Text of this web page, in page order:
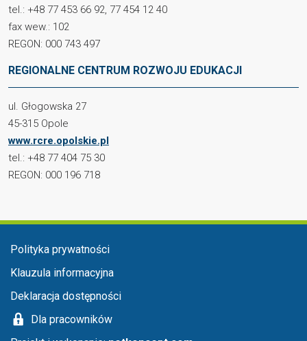
tel.: +48 77 453 66 92, 77 454 12 40
fax wew.: 102
REGON: 000 743 497
REGIONALNE CENTRUM ROZWOJU EDUKACJI
ul. Głogowska 27
45-315 Opole
www.rcre.opolskie.pl
tel.: +48 77 404 75 30
REGON: 000 196 718
Menu stopka
Polityka prywatności
Klauzula informacyjna
Deklaracja dostępności
Dla pracowników